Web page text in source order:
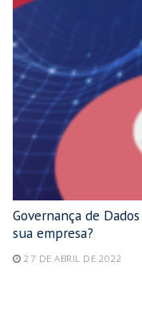
Governança de
sua empresa?
27 DE ABRIL DE 2022